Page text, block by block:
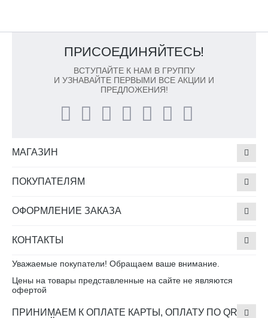
ПРИСОЕДИНЯЙТЕСЬ!
ВСТУПАЙТЕ К НАМ В ГРУППУ
И УЗНАВАЙТЕ ПЕРВЫМИ ВСЕ АКЦИИ И
ПРЕДЛОЖЕНИЯ!
МАГАЗИН
ПОКУПАТЕЛЯМ
ОФОРМЛЕНИЕ ЗАКАЗА
КОНТАКТЫ
Уважаемые покупатели! Обращаем ваше внимание.
Цены на товары представленные на сайте не являются
офертой
ПРИНИМАЕМ К ОПЛАТЕ КАРТЫ, ОПЛАТУ ПО QR